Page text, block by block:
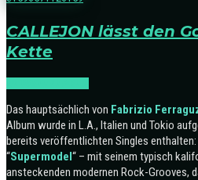
CALLEJON lässt den
Kette
Das hauptsächlich von Fabrizio
Album wurde in L.A., Italien und Tokio
bereits veröffentlichten Singles enthalten:
“Supermodel“ – mit seinem typisch
ansteckenden modernen Rock-Grooves,